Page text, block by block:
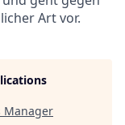
Art vor.
Manager